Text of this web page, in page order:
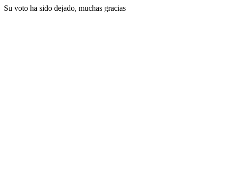
Su voto ha sido dejado, muchas gracias